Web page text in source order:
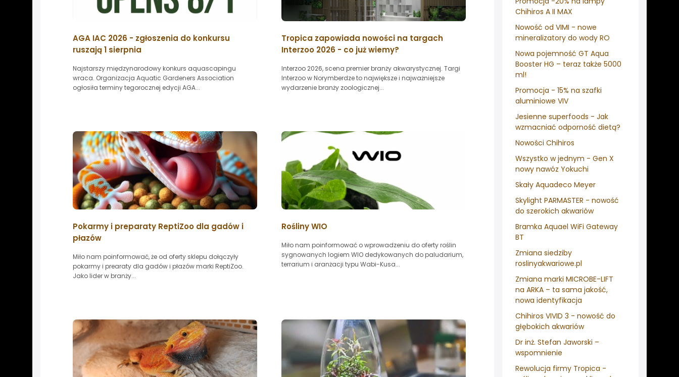
Chihiros A II MAX
Nowość od VIMI - nowe
mineralizatory do wody RO
Nowa pojemność GT Aqua
Booster HG – teraz także 5000
ml!
Promocja - 15% na szafki
aluminiowe VIV
Jesienne superfoods - Jak
wzmacniać odporność dietą?
Nowości Chihiros
Wszystko w jednym - Gen X
nowy nawóz Yokuchi
Skały Aquadeco Meyer
Skylight PARMASTER - nowość
do szerokich akwariów
Bramka Aquael WiFi Gateway
BT
Zmiana siedziby
roslinyakwariowe.pl
Zmiana marki MICROBE-LIFT
na ARKA – ta sama jakość,
nowa identyfikacja
Chihiros VIVID 3 - nowość do
głębokich akwariów
Dr inż. Stefan Jaworski –
wspomnienie
Rewolucja firmy Tropica -
AGA IAC 2026 - zgłoszenia do konkursu
ruszają 1 sierpnia
Najstarszy międzynarodowy konkurs aquascapingu
wraca. Organizacja Aquatic Gardeners Association
ogłosiła terminy tegorocznej edycji AGA...
Tropica zapowiada nowości na targach
Interzoo 2026 - co już wiemy?
Interzoo 2026, scena premier branży akwarystycznej. Targi
Interzoo w Norymberdze to największe i najważniejsze
wydarzenie branży zoologicznej...
Pokarmy i preparaty ReptiZoo dla gadów i
płazów
Miło nam poinformować, że od oferty sklepu dołączyły
pokarmy i prearaty dla gadów i płazów marki ReptiZoo.
Jako lider w branży...
Rośliny WIO
Miło nam poinformować o wprowadzeniu do oferty roślin
sygnowanych logiem WIO dedykowanych do paludarium,
terrarium i aranżacji typu Wabi-Kusa...